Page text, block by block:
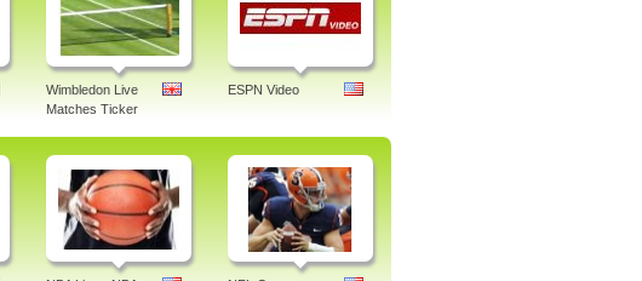
Wimbledon Live
Matches Ticker
ESPN Video